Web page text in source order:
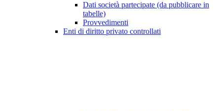
Dati società partecipate (da pubblicare in
tabelle)
Provvedimenti
Enti di diritto privato controllati